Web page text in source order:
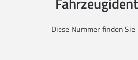
Diese Nummer finden